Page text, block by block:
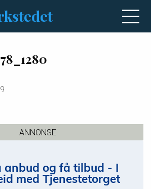
ANNONSE
anbud og få tilbud - I
med Tjenestetorget